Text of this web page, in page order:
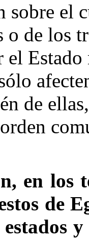
sobre
o de los
el
de
en los
de